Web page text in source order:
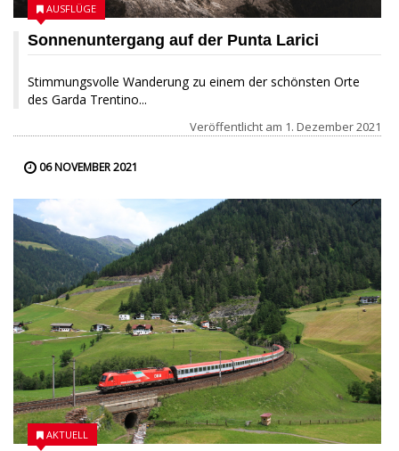
Sonnenuntergang auf der Punta Larici
Stimmungsvolle Wanderung zu einem der schönsten Orte
des Garda Trentino...
AUSFLÜGE
Veröffentlicht am 1. Dezember 2021
06 NOVEMBER 2021
AKTUELL